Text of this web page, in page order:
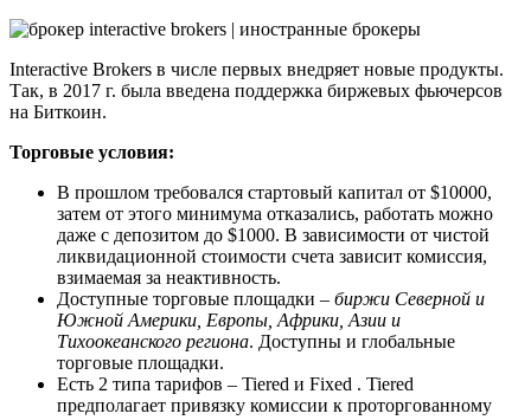
Interactive Brokers в числе первых внедряет новые продукты.
Так, в 2017 г. была введена поддержка биржевых фьючерсов
на Биткоин.
Торговые условия:
В прошлом требовался стартовый капитал от $10000,
затем от этого минимума отказались, работать можно
даже с депозитом до $1000. В зависимости от чистой
ликвидационной стоимости счета зависит комиссия,
взимаемая за неактивность.
Доступные торговые площадки – биржи Северной и
Южной Америки, Европы, Африки, Азии и
Тихоокеанского региона. Доступны и глобальные
торговые площадки.
Есть 2 типа тарифов – Tiered и Fixed . Tiered
предполагает привязку комиссии к проторгованному